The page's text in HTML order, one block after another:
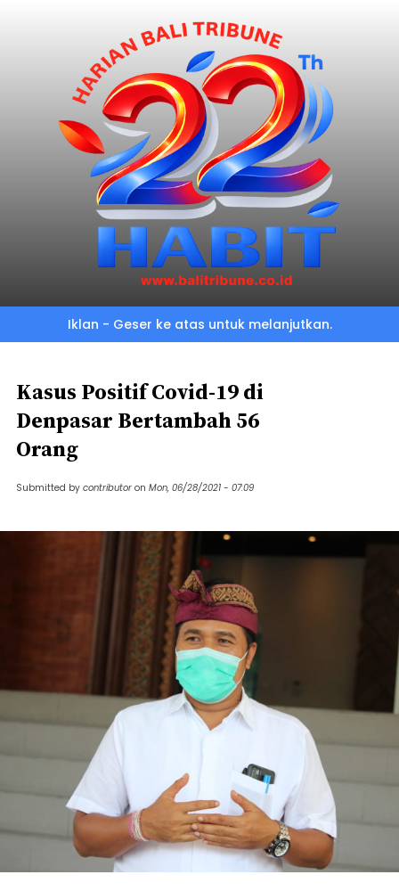
Iklan - Geser ke atas untuk melanjutkan.
Kasus Positif Covid-19 di
Denpasar Bertambah 56
Orang
Submitted by contributor on Mon, 06/28/2021 - 07:09